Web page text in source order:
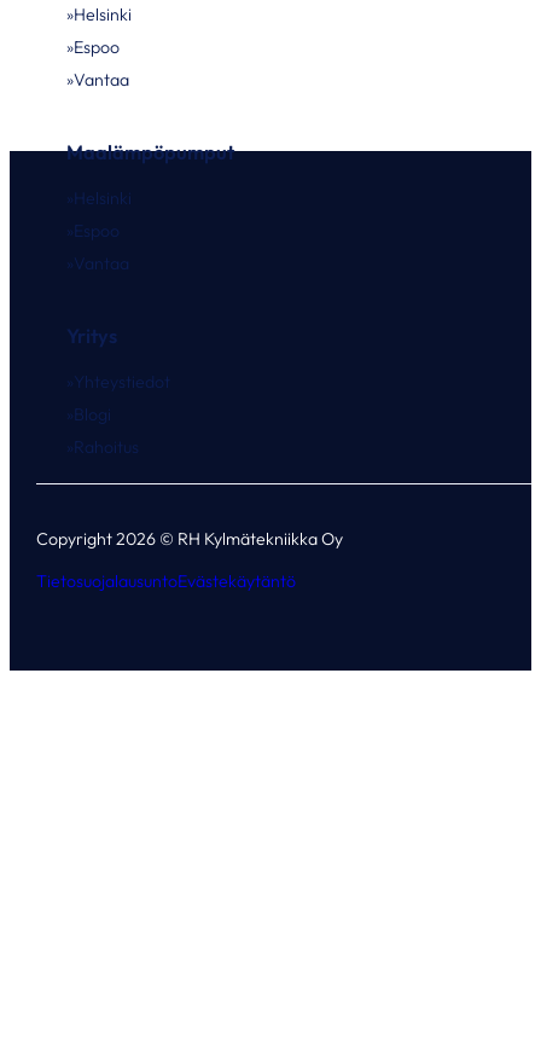
Helsinki
Espoo
Vantaa
Maalämpöpumput
Helsinki
Espoo
Vantaa
Yritys
Yhteystiedot
Blogi
Rahoitus
Copyright 2026 © RH Kylmätekniikka Oy
TietosuojalausuntoEvästekäytäntö